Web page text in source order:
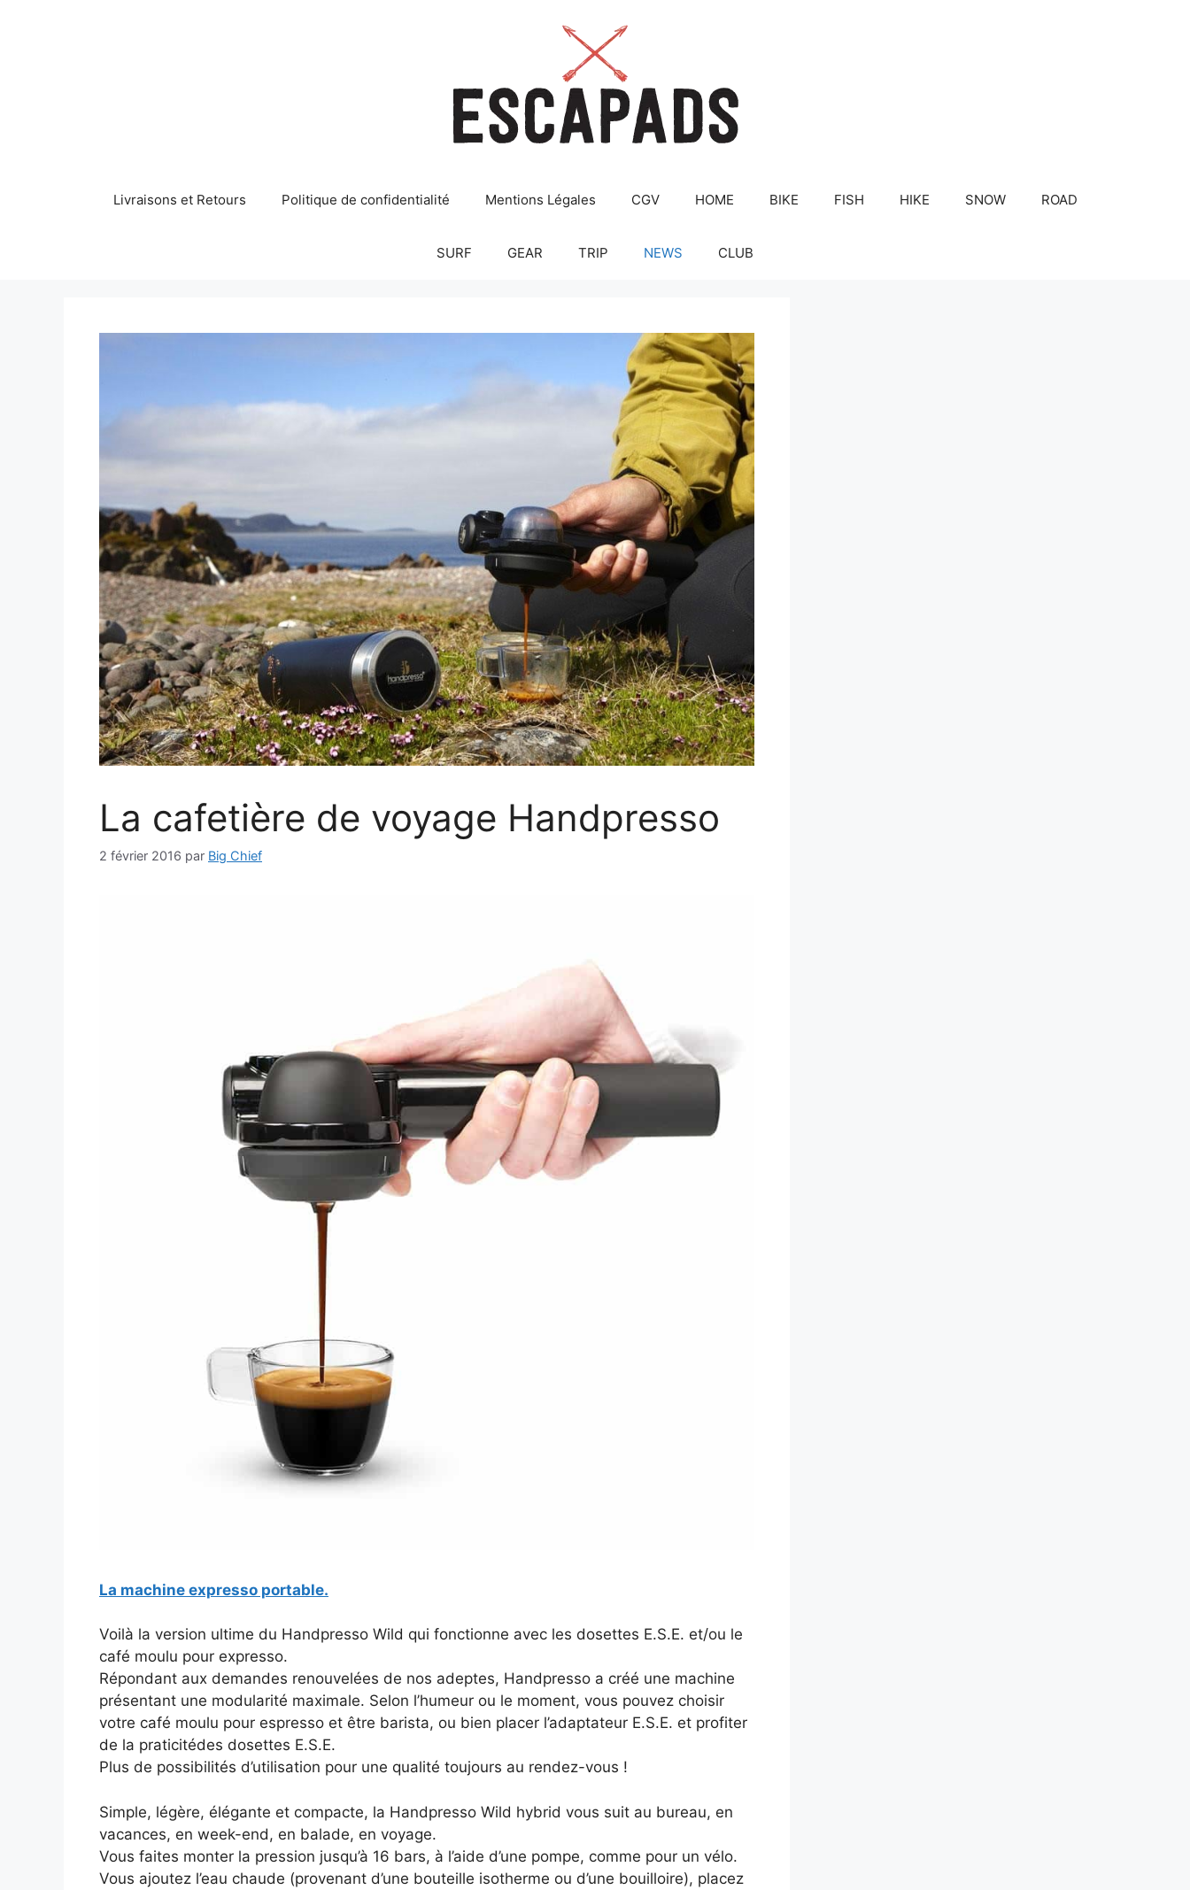
Livraisons et Retours Politique de confidentialité Mentions Légales CGV HOME BIKE FISH HIKE SNOW ROAD
SURF GEAR TRIP NEWS CLUB
La cafetière de voyage Handpresso
2 février 2016 par Big Chief
La machine expresso portable.
Voilà la version ultime du Handpresso Wild qui fonctionne avec les dosettes E.S.E. et/ou le
café moulu pour expresso.
Répondant aux demandes renouvelées de nos adeptes, Handpresso a créé une machine
présentant une modularité maximale. Selon l’humeur ou le moment, vous pouvez choisir
votre café moulu pour espresso et être barista, ou bien placer l’adaptateur E.S.E. et profiter
de la praticitédes dosettes E.S.E.
Plus de possibilités d’utilisation pour une qualité toujours au rendez-vous !
Simple, légère, élégante et compacte, la Handpresso Wild hybrid vous suit au bureau, en
vacances, en week-end, en balade, en voyage.
Vous faites monter la pression jusqu’à 16 bars, à l’aide d’une pompe, comme pour un vélo.
Vous ajoutez l’eau chaude (provenant d’une bouteille isotherme ou d’une bouilloire), placez